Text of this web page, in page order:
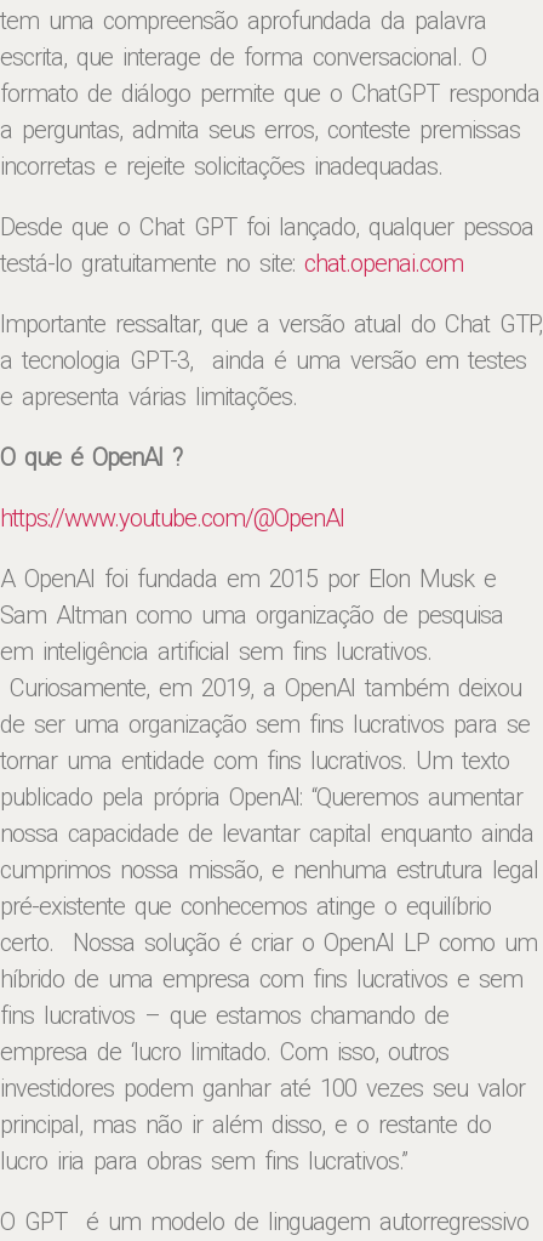
tem uma compreensão aprofundada da palavra
escrita, que interage de forma conversacional. O
formato de diálogo permite que o ChatGPT responda
a perguntas, admita seus erros, conteste premissas
incorretas e rejeite solicitações inadequadas.
Desde que o Chat GPT foi lançado, qualquer pessoa
testá-lo gratuitamente no site: chat.openai.com
Importante ressaltar, que a versão atual do Chat GTP,
a tecnologia GPT-3, ainda é uma versão em testes
e apresenta várias limitações.
O que é OpenAI ?
https://www.youtube.com/@OpenAI
A OpenAI foi fundada em 2015 por Elon Musk e
Sam Altman como uma organização de pesquisa
em inteligência artificial sem fins lucrativos.
Curiosamente, em 2019, a OpenAI também deixou
de ser uma organização sem fins lucrativos para se
tornar uma entidade com fins lucrativos. Um texto
publicado pela própria OpenAI: “Queremos aumentar
nossa capacidade de levantar capital enquanto ainda
cumprimos nossa missão, e nenhuma estrutura legal
pré-existente que conhecemos atinge o equilíbrio
certo.
Nossa solução é criar o OpenAI LP como um
híbrido de uma empresa com fins lucrativos e sem
fins lucrativos – que estamos chamando de
empresa de ‘lucro limitado. Com isso, outros
investidores podem ganhar até 100 vezes seu valor
principal, mas não ir além disso, e o restante do
lucro iria para obras sem fins lucrativos.”
O GPT
é um modelo de linguagem autorregressivo